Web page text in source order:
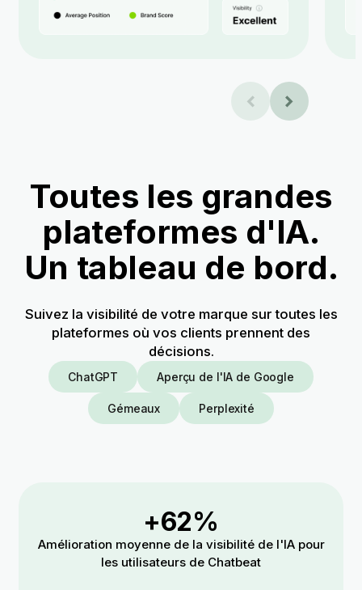
Toutes les grandes
plateformes d'IA.
Un tableau de bord.
Suivez la visibilité de votre marque sur toutes les
plateformes où vos clients prennent des
décisions.
ChatGPT Aperçu de l'IA de Google
Gémeaux Perplexité
+62%
Amélioration moyenne de la visibilité de l'IA pour
les utilisateurs de Chatbeat